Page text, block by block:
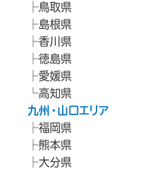
鳥取県
島根県
香川県
徳島県
愛媛県
高知県
九州・山口エリア
福岡県
熊本県
大分県